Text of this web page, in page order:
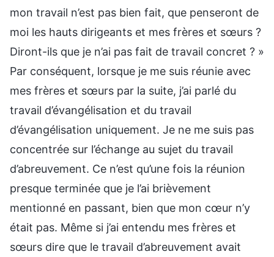
mon travail n’est pas bien fait, que penseront de
moi les hauts dirigeants et mes frères et sœurs ?
Diront-ils que je n’ai pas fait de travail concret ? »
Par conséquent, lorsque je me suis réunie avec
mes frères et sœurs par la suite, j’ai parlé du
travail d’évangélisation et du travail
d’évangélisation uniquement. Je ne me suis pas
concentrée sur l’échange au sujet du travail
d’abreuvement. Ce n’est qu’une fois la réunion
presque terminée que je l’ai brièvement
mentionné en passant, bien que mon cœur n’y
était pas. Même si j’ai entendu mes frères et
sœurs dire que le travail d’abreuvement avait